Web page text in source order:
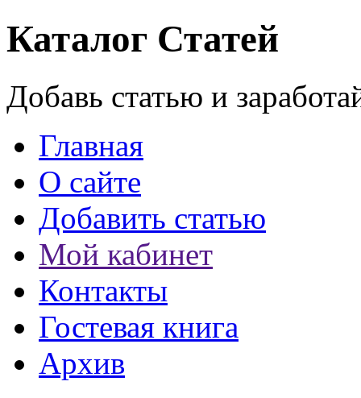
Каталог Статей
Добавь статью и
Главная
О сайте
Добавить статью
Мой кабинет
Контакты
Гостевая книга
Архив